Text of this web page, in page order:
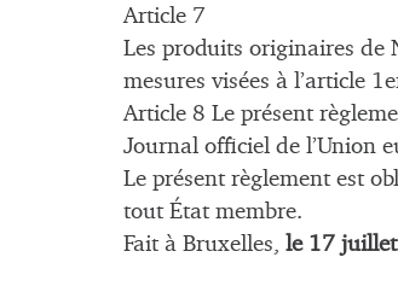
Article 7
Les produits originaires de
mesures visées à l’article
Article 8 Le présent
Journal officiel de l’Union
Le présent règlement est
tout État membre.
Fait à Bruxelles, le 17